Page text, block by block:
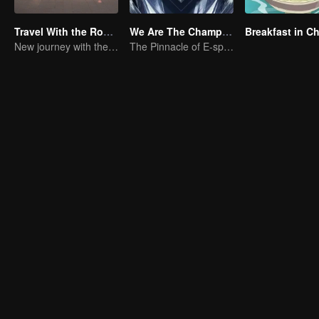
Travel With the Royal Family
New journey with the queen and concubines
We Are The Champions S4
The Pinnacle of E-sports Variety Shows
Breakfast in